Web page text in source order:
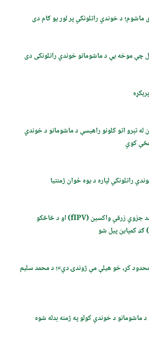
د خوندي راتلونکي پر لور یو ګام دی
چې موخه یې د ماشومانو خوندي راتلونکی دی
تېرو اتو کلونو راهیسې د ماشومانو د خوندي
هڅې کوي
راتلونکي لپاره د یوه ځوان ژمنتیا
د پولیو/ګوزڼ ضد جزوي زرقي واکسین (fIPV) او د څاڅکو
کړ، خو هیلې مې ژوندۍ دي»؛ د محمد سلیم
د خوندي کولو په ژمنه بدله شوه